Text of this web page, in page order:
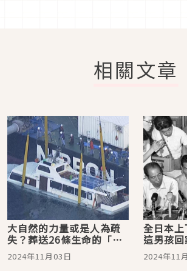
相關文章
大自然的力量或是人為疏
失？葬送26條生命的「知
床觀光船沉沒事件」
2024年11月03日
全日本
這男孩
誘拐案「
殺人事
2024年11